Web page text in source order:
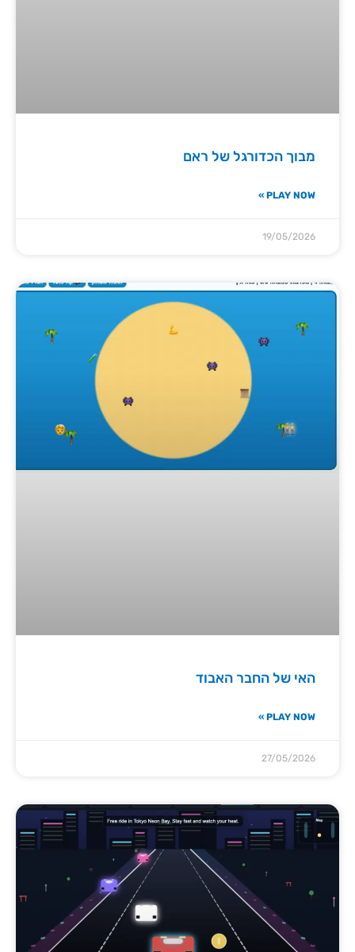
מבוך הכדורגל של ראם
PLAY NOW »
19/05/2026
האי של החבר האבוד
PLAY NOW »
27/05/2026